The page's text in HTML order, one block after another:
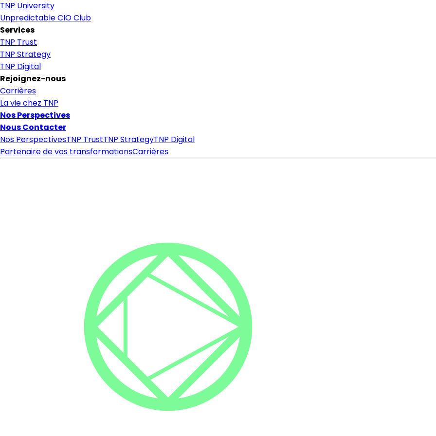
TNP University
Unpredictable CIO Club
Services
TNP Trust
TNP Strategy
TNP Digital
Rejoignez-nous
Carrières
La vie chez TNP
Nos Perspectives
Nous Contacter
Nos PerspectivesTNP TrustTNP StrategyTNP Digital
Partenaire de vos transformationsCarrières